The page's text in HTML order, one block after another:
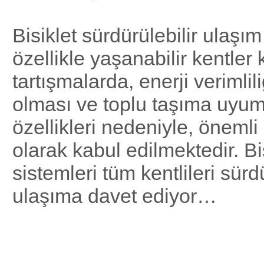
Bisiklet sürdürülebilir
özellikle yaşanabilir kentler
tartışmalarda, enerji
olması ve toplu taşıma
özellikleri nedeniyle, önemli
olarak kabul edilmektedir.
sistemleri tüm kentlileri
ulaşıma davet ediyor…